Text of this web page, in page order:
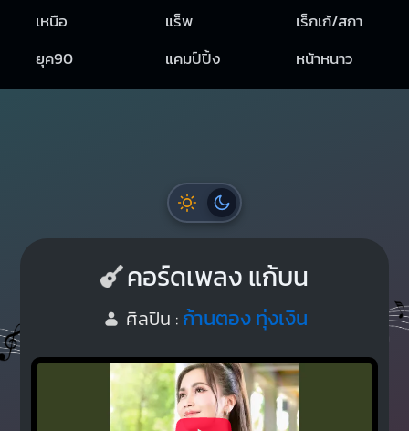
เหนือ
แร็พ
เร็กเก้/สกา
ยุค90
แคมป์ปิ้ง หน้าหนาว
คอร์ดเพลง แก้บน
ศิลปิน : ก้านตอง ทุ่งเงิน